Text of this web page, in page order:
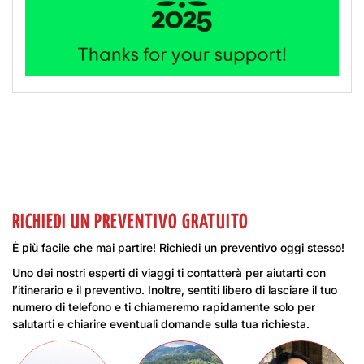
RICHIEDI UN PREVENTIVO GRATUITO
È più facile che mai partire! Richiedi un preventivo oggi stesso!
Uno dei nostri esperti di viaggi ti contatterà per aiutarti con
l’itinerario e il preventivo. Inoltre, sentiti libero di lasciare il tuo
numero di telefono e ti chiameremo rapidamente solo per
salutarti e chiarire eventuali domande sulla tua richiesta.